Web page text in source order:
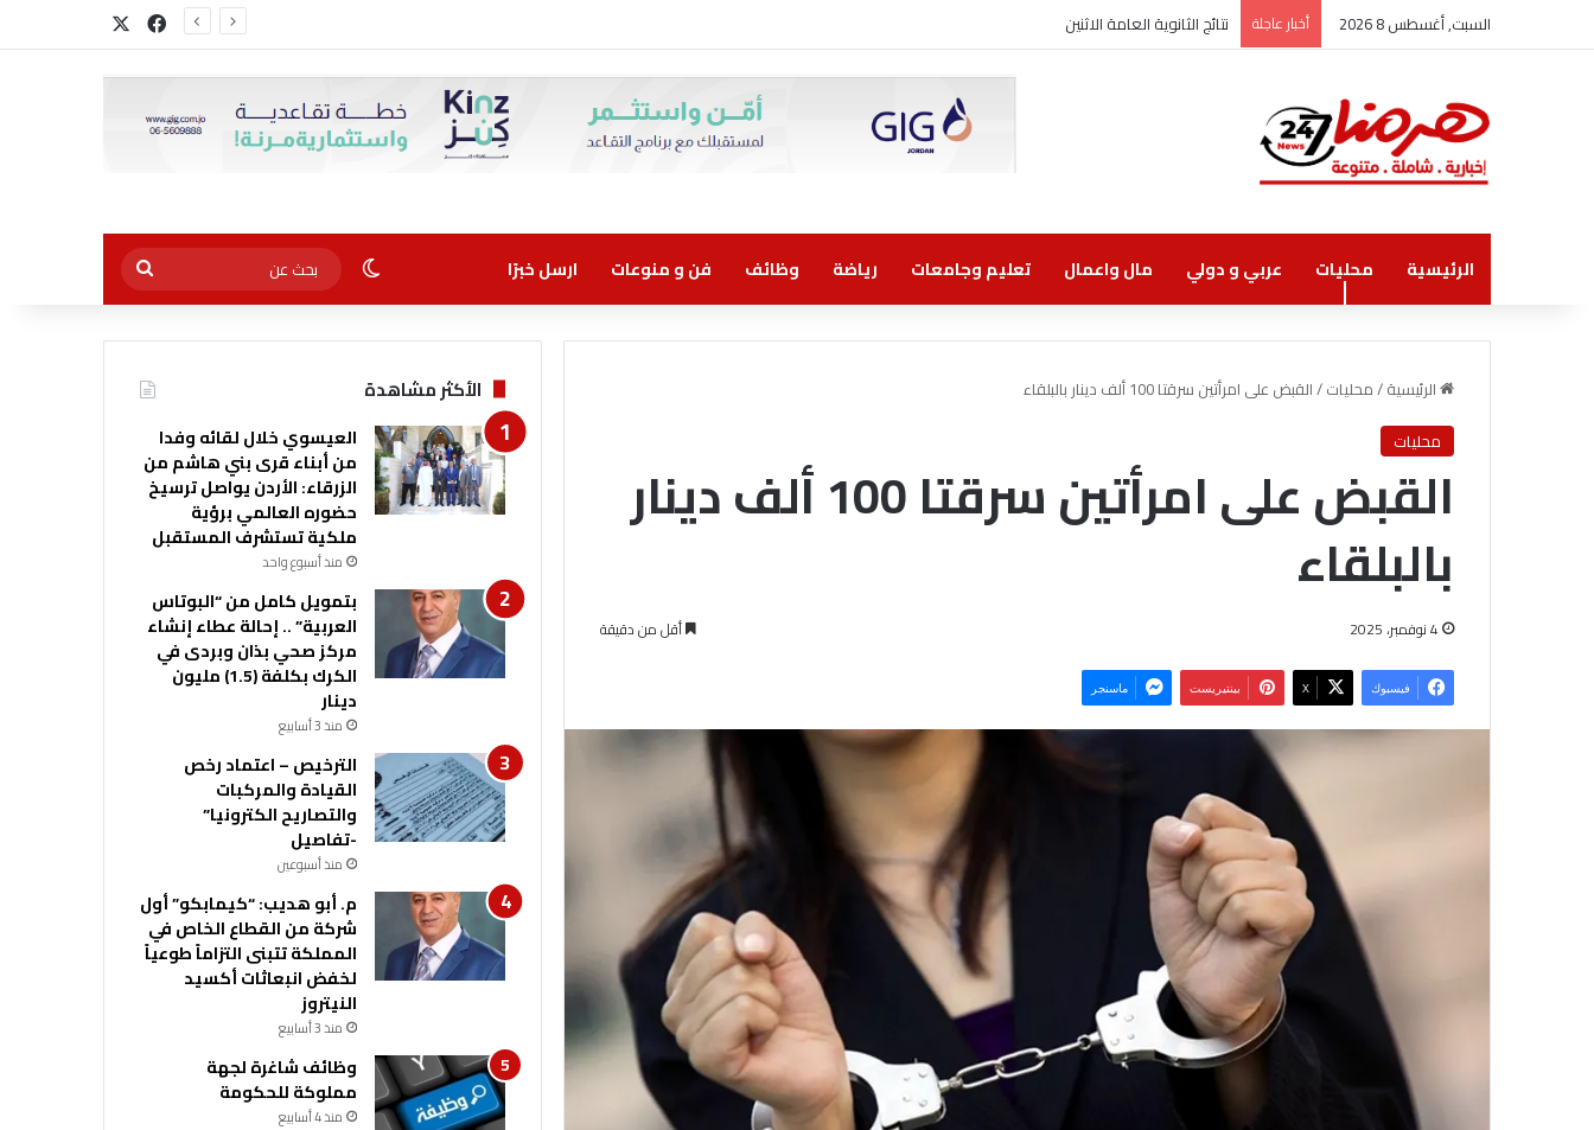
السبت, أغسطس 8 2026 أخبار عاجلة نتائج الثانوية العامة الاثنين فيسبوك
الرئيسية محليات عربي و دولي مال واعمال تعليم وجامعات رياضة وظائف فن و منوعات ارسل خبرًا الوضع المظلم
بحث
عن
الرئيسية/محليات/القبض على امرأتين سرقتا 100 ألف دينار بالبلقاء
محليات
القبض على امرأتين سرقتا 100 ألف دينار
بالبلقاء
4 نوفمبر، 2025 أقل من دقيقة
فيسبوك ‫X بينتيريست ماسنجر
الأكثر مشاهدة
العيسوي خلال لقائه وفدا
من أبناء قرى بني هاشم من
الزرقاء: الأردن يواصل ترسيخ
حضوره العالمي برؤية
ملكية تستشرف المستقبل
منذ أسبوع واحد
بتمويل كامل من “البوتاس
العربية” .. إحالة عطاء إنشاء
مركز صحي بذان وبردى في
الكرك بكلفة (1.5) مليون
دينار
منذ 3 أسابيع
الترخيص – اعتماد رخص
القيادة والمركبات
والتصاريح الكترونيا”
-تفاصيل
منذ أسبوعين
م. أبو هديب: “كيمابكو” أول
شركة من القطاع الخاص في
المملكة تتبنى التزاماً طوعياً
لخفض انبعاثات أكسيد
النيتروز
منذ 3 أسابيع
وظائف شاغرة لجهة
مملوكة للحكومة
منذ 4 أسابيع